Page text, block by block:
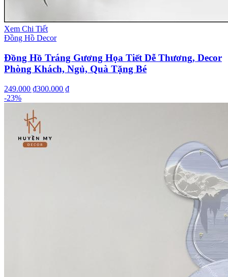
Xem Chi Tiết
Đồng Hồ Decor
Đồng Hồ Tráng Gương Họa Tiết Dễ Thương, Decor
Phòng Khách, Ngủ, Quà Tặng Bé
249.000 ₫300.000 ₫
-23%